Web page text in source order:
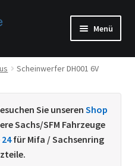
Menü
Scheinwerfer DH001 6V
Sie unseren Shop
Sachs/SFM Fahrzeuge
für Mifa / Sachsenring